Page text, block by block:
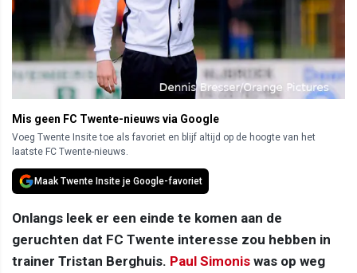
Mis geen FC Twente-nieuws via Google
Voeg Twente Insite toe als favoriet en blijf altijd op de hoogte van het
laatste FC Twente-nieuws.
Maak Twente Insite je Google-favoriet
Onlangs leek er een einde te komen aan de
geruchten dat FC Twente interesse zou hebben in
trainer Tristan Berghuis. Paul Simonis was op weg